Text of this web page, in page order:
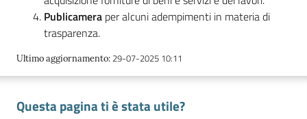
Prenotazioni
on line
Pagamenti
Publicamera per alcuni adempimenti in materia di
trasparenza.
Ultimo aggiornamento: 29-07-2025 10:11
Questa pagina ti è stata utile?